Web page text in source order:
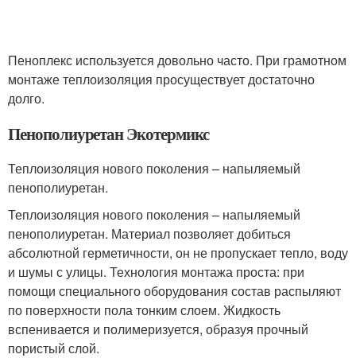
Пеноплекс используется довольно часто. При грамотном
монтаже теплоизоляция просуществует достаточно
долго.
Пенополиуретан Экотермикс
Теплоизоляция нового поколения – напыляемый
пенополиуретан.
Теплоизоляция нового поколения – напыляемый
пенополиуретан. Материал позволяет добиться
абсолютной герметичности, он не пропускает тепло, воду
и шумы с улицы. Технология монтажа проста: при
помощи специального оборудования состав распыляют
по поверхности пола тонким слоем. Жидкость
вспенивается и полимеризуется, образуя прочный
пористый слой.